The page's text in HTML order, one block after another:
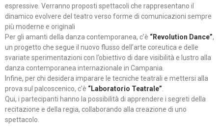
espressive. Verranno proposti spettacoli che rappresentano il
dinamico evolvere del teatro verso forme di comunicazioni sempre
più moderne e originali
Per gli amanti della danza contemporanea, c’è “Revolution Dance”,
un progetto che segue il nuovo flusso dell’arte coreutica e delle
svariate sperimentazioni con l’obiettivo di dare visibilità e lustro alla
danza contemporanea internazionale in Campania.
Infine, per chi desidera imparare le tecniche teatrali e mettersi alla
prova sul palcoscenico, c’è “Laboratorio Teatrale”
Qui, i partecipanti hanno la possibilità di apprendere i segreti della
recitazione e della regia, collaborando alla creazione di uno
spettacolo.